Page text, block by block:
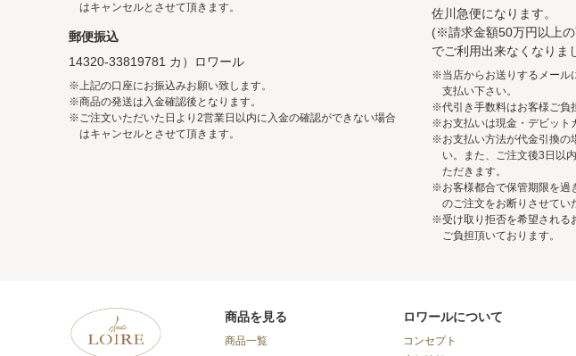
はキャンセルとさせて頂きます。
郵便振込
14320-33819781 カ）ロワール
※上記の口座にお振込みお願い致します。
※商品の発送は入金確認後となります。
※ご注文いただいた日より2営業日以内に入金の確認ができない場合
はキャンセルとさせて頂きます。
佐川急便になります。
(※請求金額50万円以上
でご利用出来なくなりま
※当店からお送りするメール
支払い下さい。
※代引き手数料はお客様ご負
※お支払いは現金・デビット
※お支払い方法が代金引換の
い。また、ご注文後3日以
ただきます。
※お客様都合で保管期限を過
のご注文をお断りさせてい
※受け取り拒否を希望される
ご負担頂いております。
商品を見る
商品一覧
ロワールについて
コンセプト